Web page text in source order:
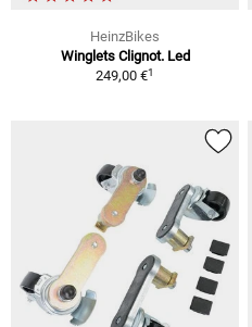
HeinzBikes
Winglets Clignot. Led
249,00 €1